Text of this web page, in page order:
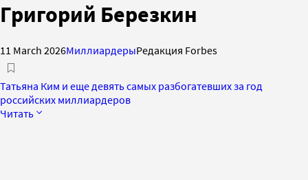
Григорий Березкин
11 March 2026МиллиардерыРедакция Forbes
Татьяна Ким и еще девять самых разбогатевших за год
российских миллиардеров
Читать